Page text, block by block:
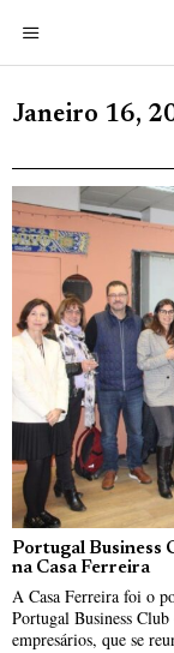
Janeiro 16,
Portugal Business
na Casa Ferreira
A Casa Ferreira foi o
Portugal Business
empresários, que se